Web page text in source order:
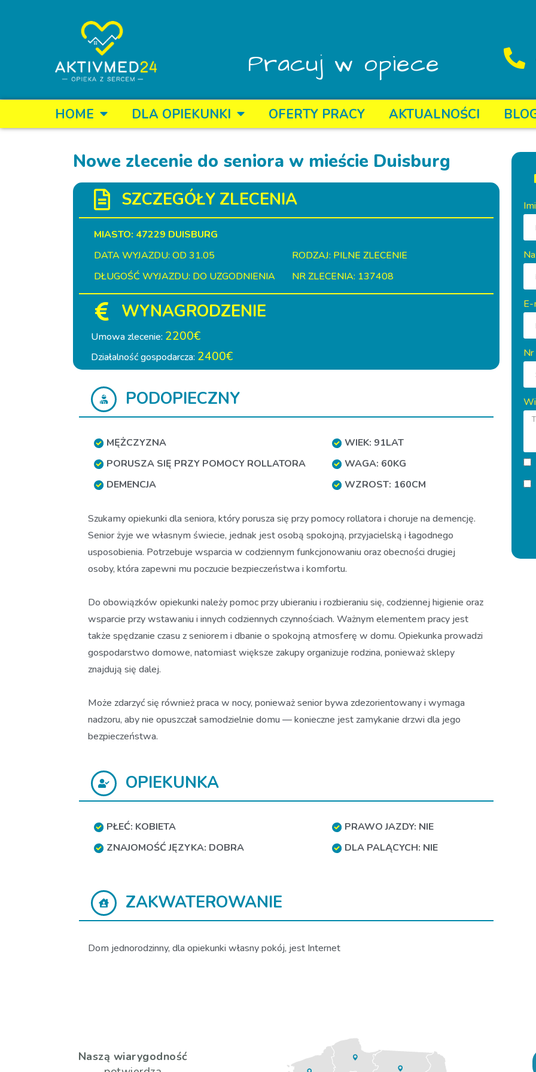
Pracuj w opiece
HOME DLA OPIEKUNKI OFERTY PRACY AKTUALNOŚCI
Nowe zlecenie do seniora w mieście Duisburg
SZCZEGÓŁY ZLECENIA
MIASTO: 47229 DUISBURG
DATA WYJAZDU: OD 31.05
RODZAJ: PILNE ZLECENIE
DŁUGOŚĆ WYJAZDU: DO UZGODNIENIA
NR ZLECENIA: 137408
WYNAGRODZENIE
Umowa zlecenie: 2200€
Działalność gospodarcza: 2400€
PODOPIECZNY
MĘŻCZYZNA
PORUSZA SIĘ PRZY POMOCY ROLLATORA
DEMENCJA
WIEK: 91LAT
WAGA: 60KG
WZROST: 160CM
Szukamy opiekunki dla seniora, który porusza się przy pomocy rollatora i choruje na demencję.
Senior żyje we własnym świecie, jednak jest osobą spokojną, przyjacielską i łagodnego
usposobienia. Potrzebuje wsparcia w codziennym funkcjonowaniu oraz obecności drugiej
osoby, która zapewni mu poczucie bezpieczeństwa i komfortu.
Do obowiązków opiekunki należy pomoc przy ubieraniu i rozbieraniu się, codziennej higienie oraz
wsparcie przy wstawaniu i innych codziennych czynnościach. Ważnym elementem pracy jest
także spędzanie czasu z seniorem i dbanie o spokojną atmosferę w domu. Opiekunka prowadzi
gospodarstwo domowe, natomiast większe zakupy organizuje rodzina, ponieważ sklepy
znajdują się dalej.
Może zdarzyć się również praca w nocy, ponieważ senior bywa zdezorientowany i wymaga
nadzoru, aby nie opuszczał samodzielnie domu — konieczne jest zamykanie drzwi dla jego
bezpieczeństwa.
OPIEKUNKA
PŁEĆ: KOBIETA
ZNAJOMOŚĆ JĘZYKA: DOBRA
PRAWO JAZDY: NIE
DLA PALĄCYCH: NIE
ZAKWATEROWANIE
Dom jednorodzinny, dla opiekunki własny pokój, jest Internet
Naszą wiarygodność